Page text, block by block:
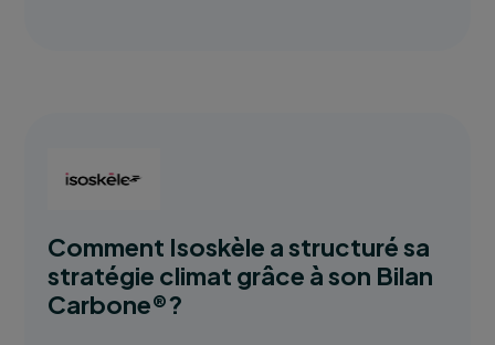
Comment Isoskèle a structuré sa
stratégie climat grâce à son Bilan
Carbone®?